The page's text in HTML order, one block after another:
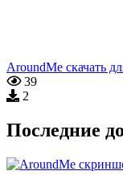
AroundMe скачать
39
2
Последние